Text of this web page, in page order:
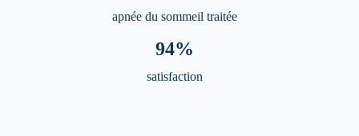
apnée du sommeil traitée
94%
satisfaction